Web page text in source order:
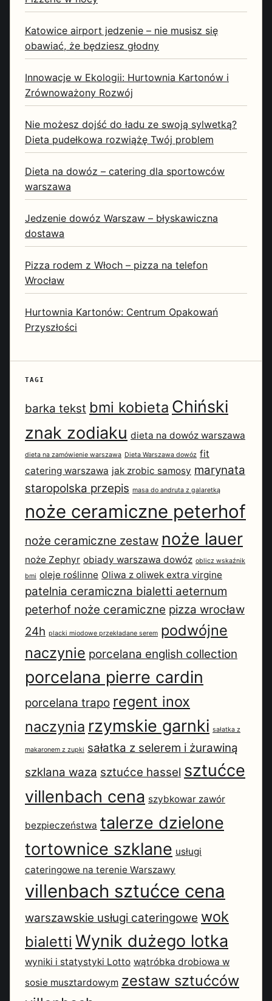
Katowice airport jedzenie – nie musisz się
obawiać, że będziesz głodny
Innowacje w Ekologii: Hurtownia Kartonów i
Zrównoważony Rozwój
Nie możesz dojść do ładu ze swoją sylwetką?
Dieta pudełkowa rozwiążę Twój problem
Dieta na dowóz – catering dla sportowców
warszawa
Jedzenie dowóz Warszaw – błyskawiczna
dostawa
Pizza rodem z Włoch – pizza na telefon
Wrocław
Hurtownia Kartonów: Centrum Opakowań
Przyszłości
TAGI
barka tekst bmi kobieta Chiński
znak zodiaku dieta na dowóz warszawa
dieta na zamówienie warszawa Dieta Warszawa dowóz fit
catering warszawa jak zrobic samosy marynata
staropolska przepis masa do andruta z galaretką
noże ceramiczne peterhof
noże ceramiczne zestaw noże lauer
noże Zephyr obiady warszawa dowóz oblicz wskaźnik
bmi oleje roślinne Oliwa z oliwek extra virgine
patelnia ceramiczna bialetti aeternum
peterhof noże ceramiczne pizza wrocław
24h placki miodowe przekładane serem podwójne
naczynie porcelana english collection
porcelana pierre cardin
porcelana trapo regent inox
naczynia rzymskie garnki sałatka z
makaronem z zupki sałatka z selerem i żurawiną
szklana waza sztućce hassel sztućce
villenbach cena szybkowar zawór
bezpieczeństwa talerze dzielone
tortownice szklane usługi
cateringowe na terenie Warszawy
villenbach sztućce cena
warszawskie usługi cateringowe wok
bialetti Wynik dużego lotka
wyniki i statystyki Lotto wątróbka drobiowa w
sosie musztardowym zestaw sztućców